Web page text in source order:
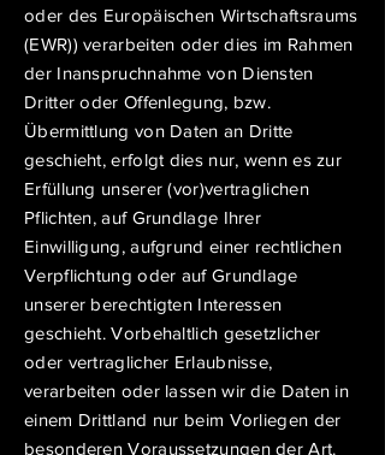
oder des Europäischen Wirtschaftsraums
(EWR)) verarbeiten oder dies im Rahmen
der Inanspruchnahme von Diensten
Dritter oder Offenlegung, bzw.
Übermittlung von Daten an Dritte
geschieht, erfolgt dies nur, wenn es zur
Erfüllung unserer (vor)vertraglichen
Pflichten, auf Grundlage Ihrer
Einwilligung, aufgrund einer rechtlichen
Verpflichtung oder auf Grundlage
unserer berechtigten Interessen
geschieht. Vorbehaltlich gesetzlicher
oder vertraglicher Erlaubnisse,
verarbeiten oder lassen wir die Daten in
einem Drittland nur beim Vorliegen der
besonderen Voraussetzungen der Art.